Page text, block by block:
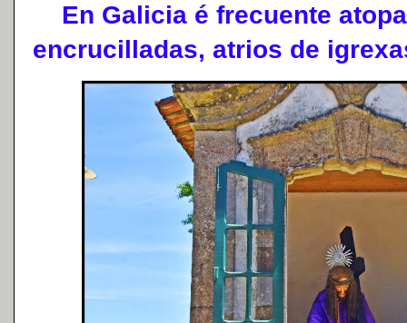
En Galicia é frecuente
encrucilladas, atrios de